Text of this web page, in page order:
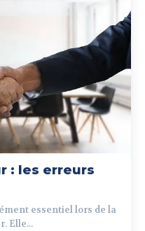
: les erreurs
essentiel lors de la
Elle...